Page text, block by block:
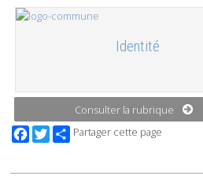
Identité
Consulter la rubrique
Facebook
TwitterPartager cette page